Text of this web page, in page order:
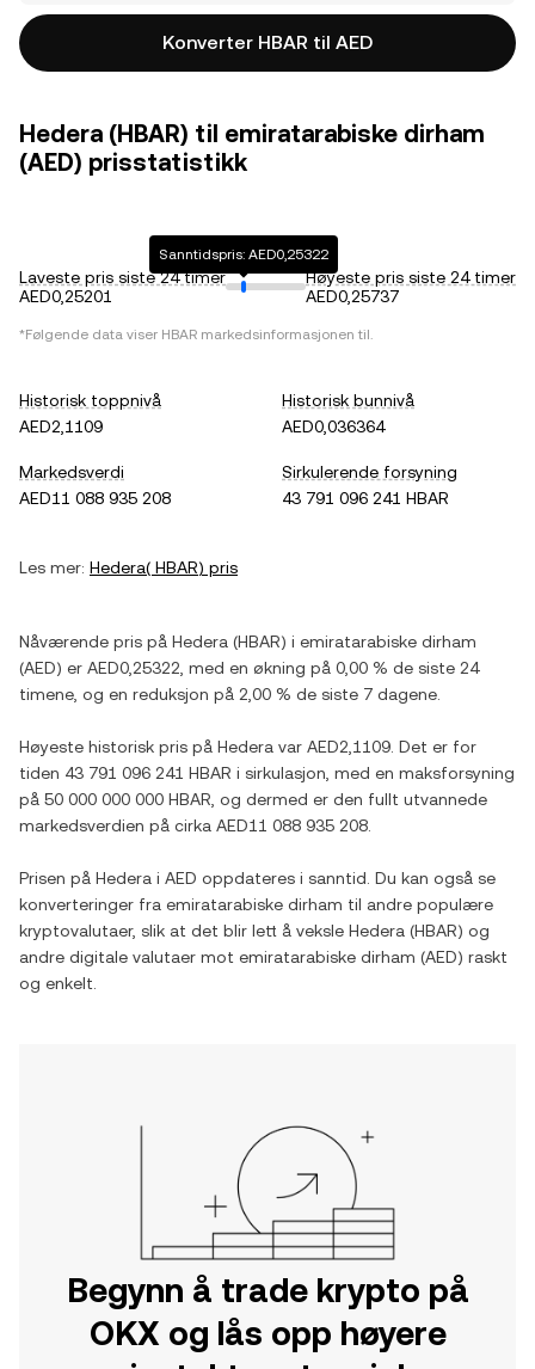
Konverter HBAR til AED
Hedera (HBAR) til emiratarabiske dirham
(AED) prisstatistikk
Laveste pris siste 24 timer
AED0,25201
Sanntidspris: AED0,25322
Høyeste pris siste 24 timer
AED0,25737
*Følgende data viser HBAR markedsinformasjonen til.
Historisk toppnivå
AED2,1109
Historisk bunnivå
AED0,036364
Markedsverdi
AED11 088 935 208
Sirkulerende forsyning
43 791 096 241 HBAR
Les mer: Hedera( HBAR) pris
Nåværende pris på Hedera (HBAR) i emiratarabiske dirham
(AED) er AED0,25322 , med en økning på 0,00 % de siste 24
timene, og en reduksjon på 2,00 % de siste 7 dagene.
Høyeste historisk pris på Hedera var AED2,1109 . Det er for
tiden 43 791 096 241 HBAR i sirkulasjon, med en maksforsyning
på 50 000 000 000 HBAR , og dermed er den fullt utvannede
markedsverdien på cirka AED11 088 935 208
Prisen på Hedera i AED oppdateres i sanntid. Du kan også se
konverteringer fra emiratarabiske dirham til andre populære
kryptovalutaer, slik at det blir lett å veksle Hedera (HBAR) og
andre digitale valutaer mot emiratarabiske dirham (AED) raskt
og enkelt.
Begynn å trade krypto på
OKX og lås opp høyere